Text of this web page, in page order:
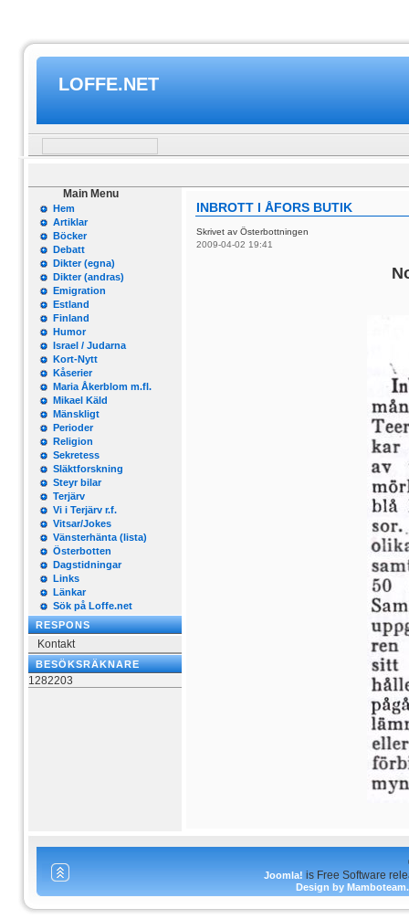
LOFFE.NET
Main Menu
Hem
Artiklar
Böcker
Debatt
Dikter (egna)
Dikter (andras)
Emigration
Estland
Finland
Humor
Israel / Judarna
Kort-Nytt
Kåserier
Maria Åkerblom m.fl.
Mikael Käld
Mänskligt
Perioder
Religion
Sekretess
Släktforskning
Steyr bilar
Terjärv
Vi i Terjärv r.f.
Vitsar/Jokes
Vänsterhänta (lista)
Österbotten
Dagstidningar
Links
Länkar
Sök på Loffe.net
RESPONS
Kontakt
BESÖKSRÄKNARE
1282203
INBROTT I ÅFORS BUTIK
Skrivet av Österbottningen
2009-04-02 19:41
Joomla! is Free Software
Design by